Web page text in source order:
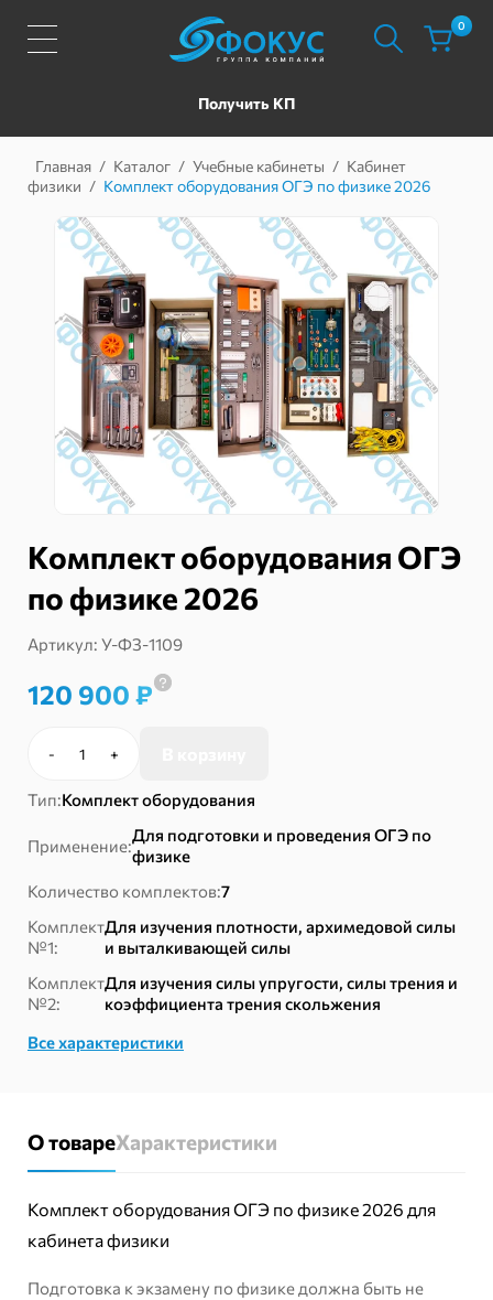
Получить КП
0
Главная / Каталог / Учебные кабинеты / Кабинет
физики / Комплект оборудования ОГЭ по физике 2026
Комплект оборудования ОГЭ
по физике 2026
Артикул: У-ФЗ-1109
120 900 ₽
-
Количество
Комплект
оборудования
ОГЭ
физике
2026
+
Тип:Комплект оборудования
Применение:
Для подготовки и проведения ОГЭ по
физике
Количество комплектов:7
Комплект
№1:
Для изучения плотности, архимедовой силы
и выталкивающей силы
Комплект
№2:
Для изучения силы упругости, силы трения и
коэффициента трения скольжения
Все характеристики
О товареХарактеристики
Комплект оборудования ОГЭ по физике 2026 для
кабинета физики
Подготовка к экзамену по физике должна быть не